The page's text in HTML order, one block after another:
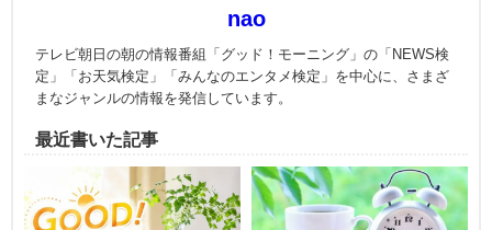
nao
テレビ朝日の朝の情報番組「グッド！モーニング」の「NEWS検
定」「お天気検定」「みんなのエンタメ検定」を中心に、さまざ
まなジャンルの情報を発信しています。
最近書いた記事